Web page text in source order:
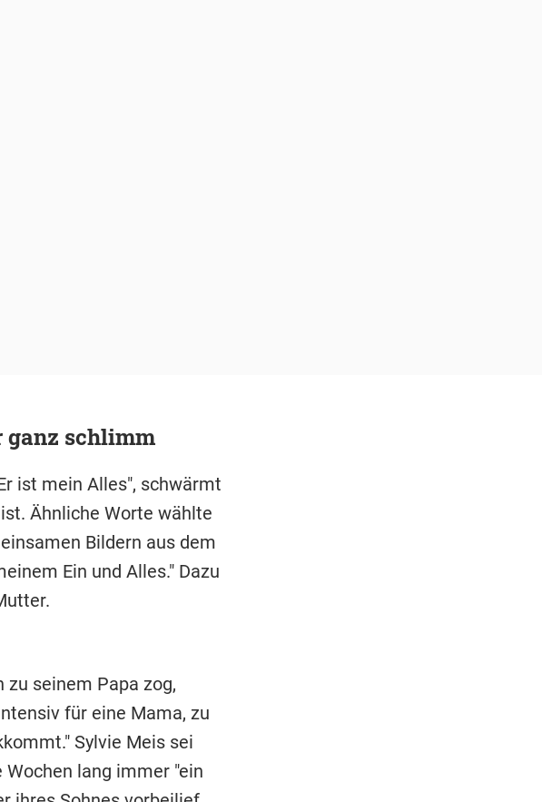
ganz schlimm
ist mein Alles", schwärmt
Ähnliche Worte wählte
Bildern aus dem
Ein und Alles." Dazu
zu seinem Papa zog,
für eine Mama, zu
Sylvie Meis sei
lang immer "ein